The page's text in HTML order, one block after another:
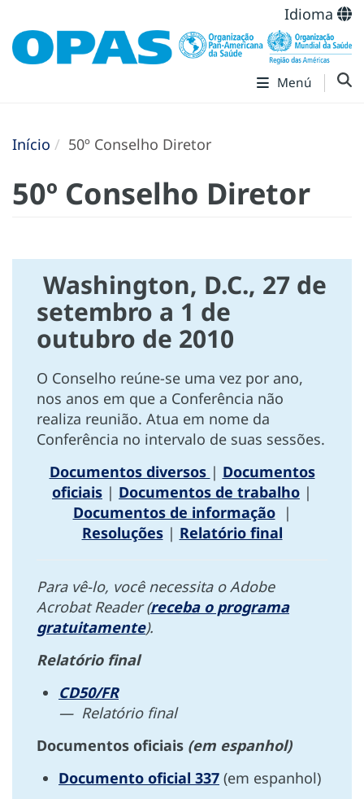
Idioma
Menú
Início 50º Conselho Diretor
50º Conselho Diretor
Washington, D.C., 27 de
setembro a 1 de
outubro de 2010
O Conselho reúne-se uma vez por ano,
nos anos em que a Conferência não
realiza reunião. Atua em nome da
Conferência no intervalo de suas sessões.
Documentos diversos | Documentos
oficiais | Documentos de trabalho |
Documentos de informação|
Resoluções| Relatório final
Para vê-lo, você necessita o Adobe
Acrobat Reader (receba o programa
gratuitamente).
Relatório final
CD50/FR
— Relatório final
Documentos oficiais (em espanhol)
Documento oficial 337 (em espanhol)